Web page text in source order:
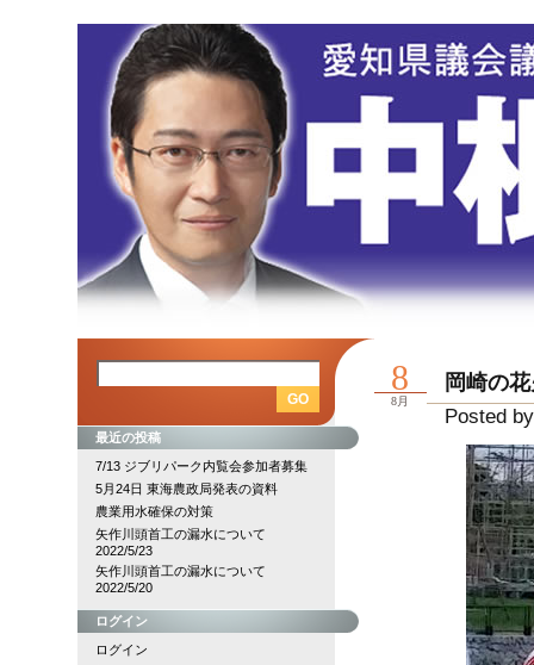
岡崎の
Posted
8
8月
最近の投稿
7/13 ジブリパーク内覧会参加者募集
5月24日 東海農政局発表の資料
農業用水確保の対策
矢作川頭首工の漏水について
2022/5/23
矢作川頭首工の漏水について
2022/5/20
ログイン
ログイン